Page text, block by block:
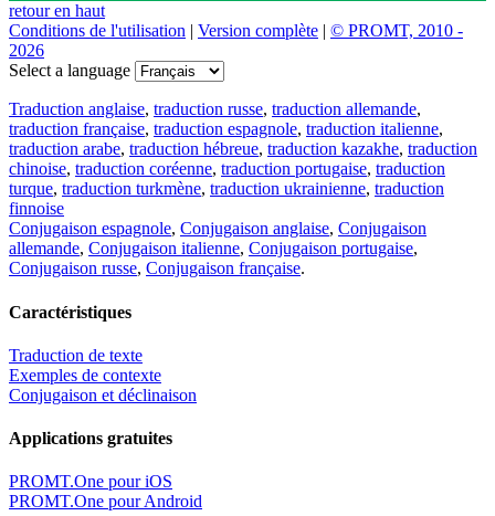
retour en haut
Conditions de l'utilisation | Version complète | © PROMT, 2010 -
2026
Select a language
Traduction anglaise, traduction russe, traduction allemande,
traduction française, traduction espagnole, traduction italienne,
traduction arabe, traduction hébreue, traduction kazakhe, traduction
chinoise, traduction coréenne, traduction portugaise, traduction
turque, traduction turkmène, traduction ukrainienne, traduction
finnoise
Conjugaison espagnole, Conjugaison anglaise, Conjugaison
allemande, Conjugaison italienne, Conjugaison portugaise,
Conjugaison russe, Conjugaison française.
Caractéristiques
Traduction de texte
Exemples de contexte
Conjugaison et déclinaison
Applications gratuites
PROMT.One pour iOS
PROMT.One pour Android